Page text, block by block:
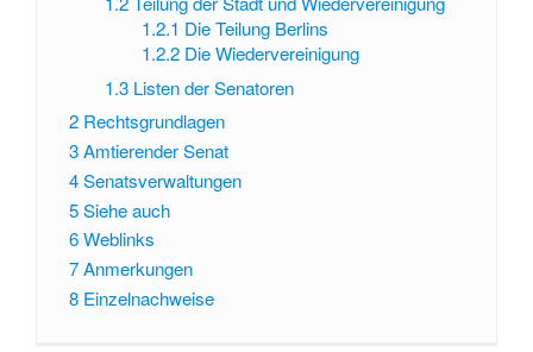
1.2.1 Die Teilung Berlins
1.2.2 Die Wiedervereinigung
1.3 Listen der Senatoren
2 Rechtsgrundlagen
3Amtierender Senat
4Senatsverwaltungen
5Siehe auch
6Weblinks
7Anmerkungen
8 Einzelnachweise